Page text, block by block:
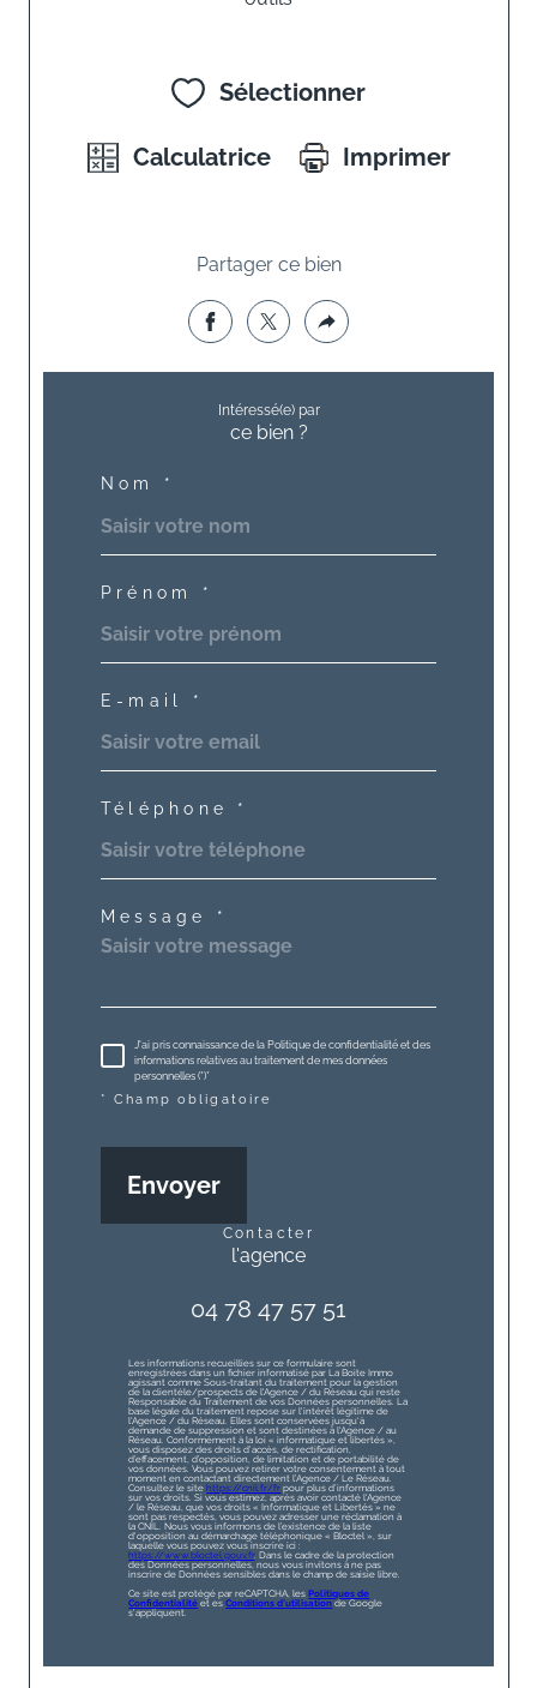
Sélectionner
Calculatrice Imprimer
Partager ce bien
Intéressé(e) par
ce bien ?
Nom *
Prénom *
E-mail *
Téléphone *
Message *
J'ai pris connaissance de la Politique de confidentialité et des
informations relatives au traitement de mes données
personnelles (*)*
* Champ obligatoire
Envoyer
contacter
l'agence
04 78 47 57 51
Les informations recueillies sur ce formulaire sont
enregistrées dans un fichier informatisé par La Boite Immo
agissant comme Sous-traitant du traitement pour la gestion
de la clientèle/prospects de l'Agence / du Réseau qui reste
Responsable du Traitement de vos Données personnelles. La
base légale du traitement repose sur l'intérêt légitime de
l'Agence / du Réseau. Elles sont conservées jusqu'à
demande de suppression et sont destinées à l'Agence / au
Réseau. Conformément à la loi « informatique et libertés »,
vous disposez des droits d’accès, de rectification,
d’effacement, d’opposition, de limitation et de portabilité de
vos données. Vous pouvez retirer votre consentement à tout
moment en contactant directement l’Agence / Le Réseau.
Consultez le site https://cnil.fr/fr pour plus d’informations
sur vos droits. Si vous estimez, après avoir contacté l'Agence
/ le Réseau, que vos droits « Informatique et Libertés » ne
sont pas respectés, vous pouvez adresser une réclamation à
la CNIL. Nous vous informons de l’existence de la liste
d'opposition au démarchage téléphonique « Bloctel », sur
laquelle vous pouvez vous inscrire ici :
https://www.bloctel.gouv.fr. Dans le cadre de la protection
des Données personnelles, nous vous invitons à ne pas
inscrire de Données sensibles dans le champ de saisie libre.
Ce site est protégé par reCAPTCHA, les Politiques de
Confidentialité et esConditions d'utilisation de Google
s'appliquent.